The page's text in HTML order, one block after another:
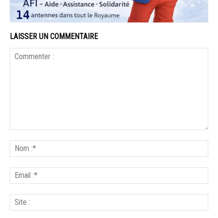
LAISSER UN COMMENTAIRE